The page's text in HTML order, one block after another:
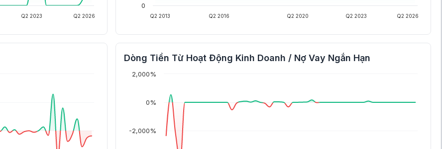
Q2 2023 Q2 2026 Q2 2013 Q2 2016 Q2 2020 Q2 2023 Q2 2026
0
Dòng Tiền Từ Hoạt Động Kinh Doanh / Nợ Vay Ngắn Hạn
-2,000%
0%
2,000%